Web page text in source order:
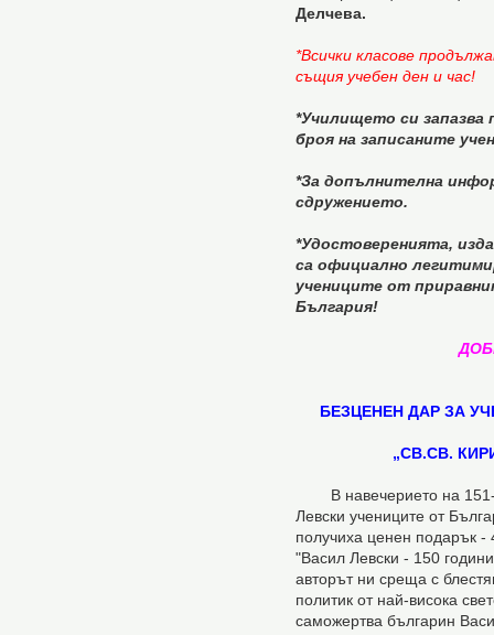
Делчева.
*Всички класове
същия учебен ден и час!
*Училището си запазва
броя на записаните
*За допълнителна
сдружението.
*Удостоверенията,
са официално
учениците от
България!
БЕЗЦЕНЕН ДАР ЗА
„СВ.СВ.
В навечерието на 151-
Левски учениците от
получиха ценен подарък -
"Васил Левски - 150
авторът ни среща с
политик от най-висока
саможертва българин